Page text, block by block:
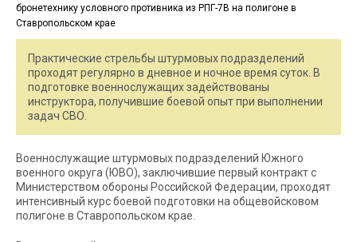
Практические стрельбы штурмовых подразделений
проходят регулярно в дневное и ночное время суток. В
подготовке военнослужащих задействованы
инструктора, получившие боевой опыт при выполнении
задач СВО.
Военнослужащие штурмовых подразделений Южного
военного округа (ЮВО), заключившие первый контракт с
Министерством обороны Российской Федерации, проходят
интенсивный курс боевой подготовки на общевойсковом
полигоне в Ставропольском крае.